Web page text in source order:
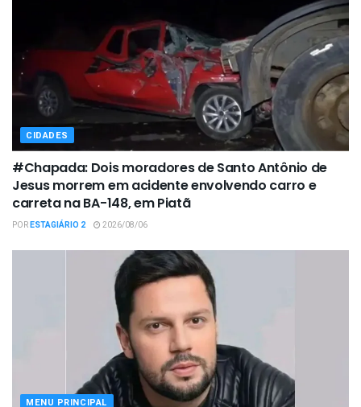
CIDADES
#Chapada: Dois moradores de Santo Antônio de
Jesus morrem em acidente envolvendo carro e
carreta na BA-148, em Piatã
PORESTAGIÁRIO 2 2026/08/06
MENU PRINCIPAL